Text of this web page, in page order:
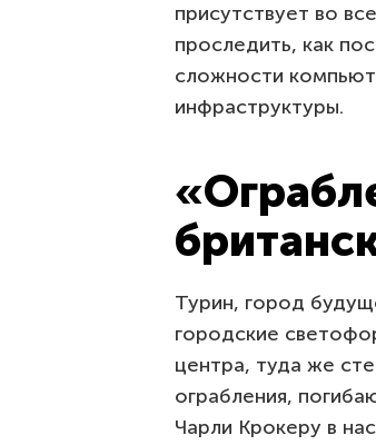
присутствует во
проследить, как
сложности
инфраструктуры.
Турин, город
городские
центра, туда же
ограбления,
Чарли Крокеру в